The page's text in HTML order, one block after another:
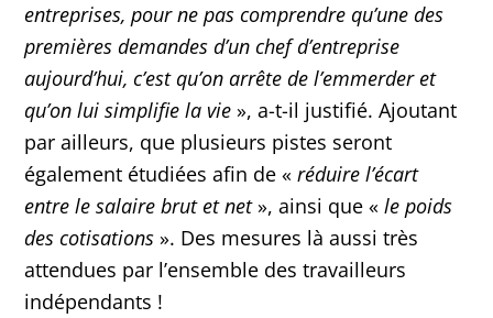
entreprises, pour ne pas comprendre qu’une des
premières demandes d’un chef d’entreprise
aujourd’hui, c’est qu’on arrête de l’emmerder et
qu’on lui simplifie la vie », a-t-il justifié. Ajoutant
par ailleurs, que plusieurs pistes seront
également étudiées afin de «réduire l’écart
entre le salaire brut et net», ainsi que «le poids
des cotisations ». Des mesures là aussi très
attendues par l’ensemble des travailleurs
indépendants !